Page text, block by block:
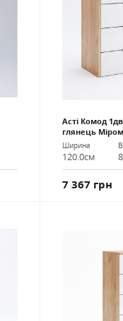
Асті Комод
глянець
Ширина
120.0см
7 367 грн